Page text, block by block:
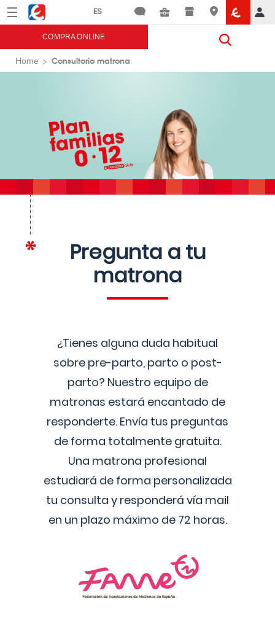
Menú Eroski
COMPRA ONLINE
Home Consultorio matrona
Pregunta a tu
matrona
¿Tienes alguna duda habitual
sobre pre-parto, parto o post-
parto? Nuestro equipo de
matronas estará encantado de
responderte. Envía tus preguntas
de forma totalmente gratuita.
Una matrona profesional
estudiará de forma personalizada
tu consulta y responderá vía mail
en un plazo máximo de 72 horas.